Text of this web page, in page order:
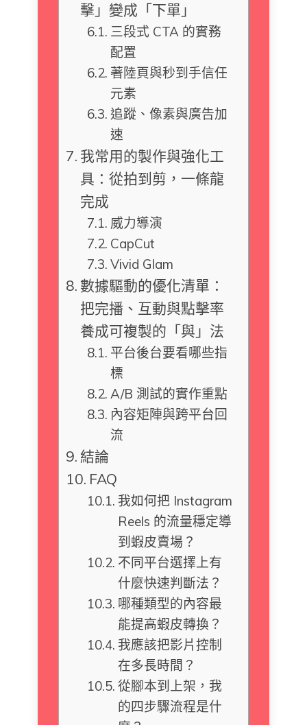
擊」變成「下單」
三段式 CTA 的實務
配置
著陸頁與秒到手信任
元素
追蹤、像素與廣告加
速
我常用的製作與強化工
具：從拍到剪，一條龍
完成
威力導演
CapCut
Vivid Glam
數據驅動的優化清單：
把完播、互動與點擊率
養成可複製的「與」法
平台後台要看哪些指
標
A/B 測試的實作重點
內容矩陣與跨平台回
流
結論
FAQ
我如何把 Instagram
Reels 的流量穩定導
到蝦皮賣場？
不同平台選擇上有
什麼快速判斷法？
哪種類型的內容最
能提高蝦皮轉換？
我應該把影片控制
在多長時間？
從腳本到上架，我
的四步驟流程是什